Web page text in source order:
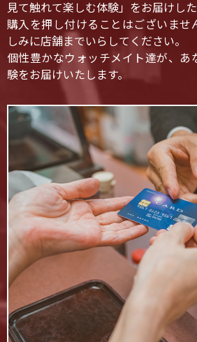
見て触れて楽しむ体験」をお届けした
購入を押し付けることはございませ
しみに店舗までいらしてください。
個性豊かなウォッチメイト達が、あ
験をお届けいたします。